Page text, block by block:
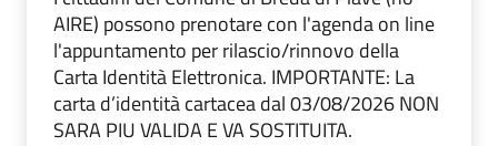
AIRE) possono prenotare con l'agenda on line
l'appuntamento per rilascio/rinnovo della
Carta Identità Elettronica. IMPORTANTE: La
carta d’identità cartacea dal 03/08/2026 NON
SARA PIU VALIDA E VA SOSTITUITA.